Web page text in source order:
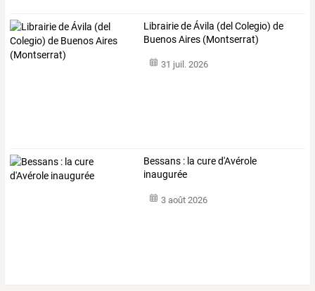
Librairie de Ávila (del Colegio) de
Buenos Aires (Montserrat)
31 juil. 2026
Bessans : la cure d'Avérole
inaugurée
3 août 2026